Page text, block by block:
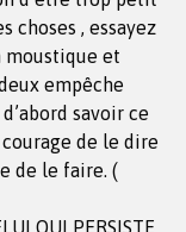
choses , essayez
moustique et
empêche
savoir ce
de le dire
de le faire. (
QUI PERSISTE